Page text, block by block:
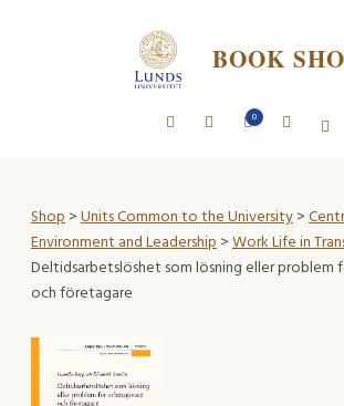
BOOK
0
Shop>Units Common to the University>
Environment and Leadership>Work Life in
Deltidsarbetslöshet som lösning eller problem
och företagare